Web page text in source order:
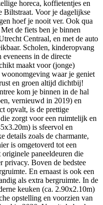
horeca, koffietentjes en
Biltstraat. Voor je dagelijkse
hoef je nooit ver. Ook qua
de fiets ben je binnen
Centraal, en met de auto
Scholen, kinderopvang
in de directe
maakt voor (jonge)
waar je geniet
en groen altijd dichtbij!
kom je binnen in de hal
vernieuwd in 2019) en
opvalt, is de prettige
zorgt voor een ruimtelijk en
is sfeervol en
details zoals de charmante,
is omgetoverd tot een
paneeldeuren die
privacy. Boven de bedstee
En ernaast is ook een
als extra bergruimte. In de
keuken (ca. 2.90x2.10m)
opstelling en voorzien van